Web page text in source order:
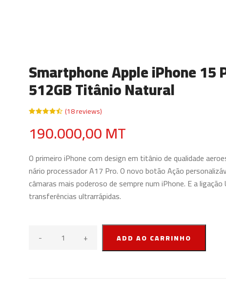
Smartphone Apple iPhone 15
512GB Titânio Natural
(18 reviews)
190.000,00 MT
O primeiro iPhone com design em titânio de qualidade
nário processador A17 Pro. O novo botão Ação
câmaras mais poderoso de sempre num iPhone. E a ligação
transferências ultrarrápidas.
- + ADD AO CARRINHO